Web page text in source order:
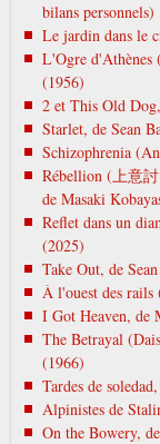
bilans personnels)
Le jardin dans le
L'Ogre
(1956)
2 et This Old
Starlet, de Sean
Schizophrenia
Rébellion (上意
de Masaki
Reflet dans un
(2025)
Take Out, de
À l'ouest des
I Got Heaven, de
The Betrayal
(1966)
Tardes de
Alpinistes de
On the Bowery,